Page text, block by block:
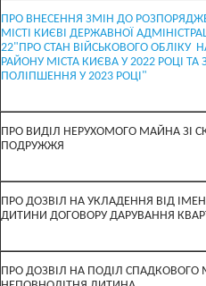
ПРО ВНЕСЕННЯ ЗМІН ДО
МІСТІ КИЄВІ ДЕРЖАВНОЇ
22"ПРО СТАН ВІЙСЬКОВОГО ОБЛІКУ
РАЙОНУ МІСТА КИЄВА У 2022 РОЦІ
ПОЛІПШЕННЯ У 2023 РОЦІ"
ПРО ВИДІЛ НЕРУХОМОГО МАЙНА ЗІ
ПОДРУЖЖЯ
ПРО ДОЗВІЛ НА УКЛАДЕННЯ ВІД
ДИТИНИ ДОГОВОРУ ДАРУВАННЯ
ПРО ДОЗВІЛ НА ПОДІЛ